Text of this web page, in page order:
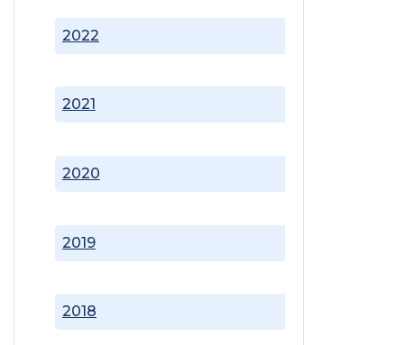
2018
2019
2020
2021
2022